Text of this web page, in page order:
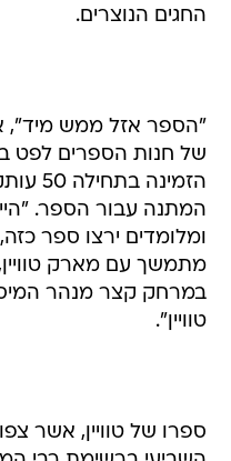
החגים הנוצרים.
"הספר אזל ממש מיד",
של חנות הספרים לפט
המתנה עבור הספר.
ומלומדים ירצו ספר
מתמשך עם מארק
במרחק קצר מנהר
טוויין".
ספרו של טוויין, אשר